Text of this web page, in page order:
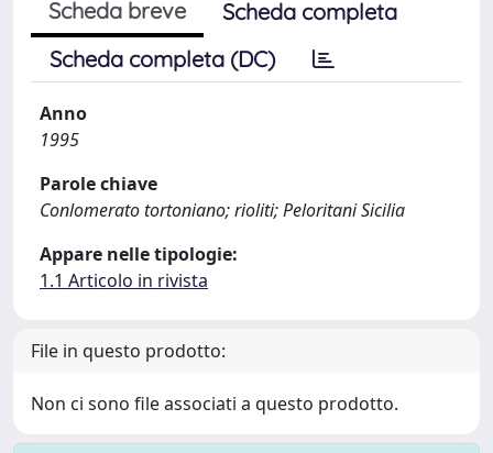
Scheda breve
Scheda completa
Scheda completa (DC)
Anno
1995
Parole chiave
Conlomerato tortoniano; rioliti; Peloritani Sicilia
Appare nelle tipologie:
1.1 Articolo in rivista
File in questo prodotto:
Non ci sono file associati a questo prodotto.